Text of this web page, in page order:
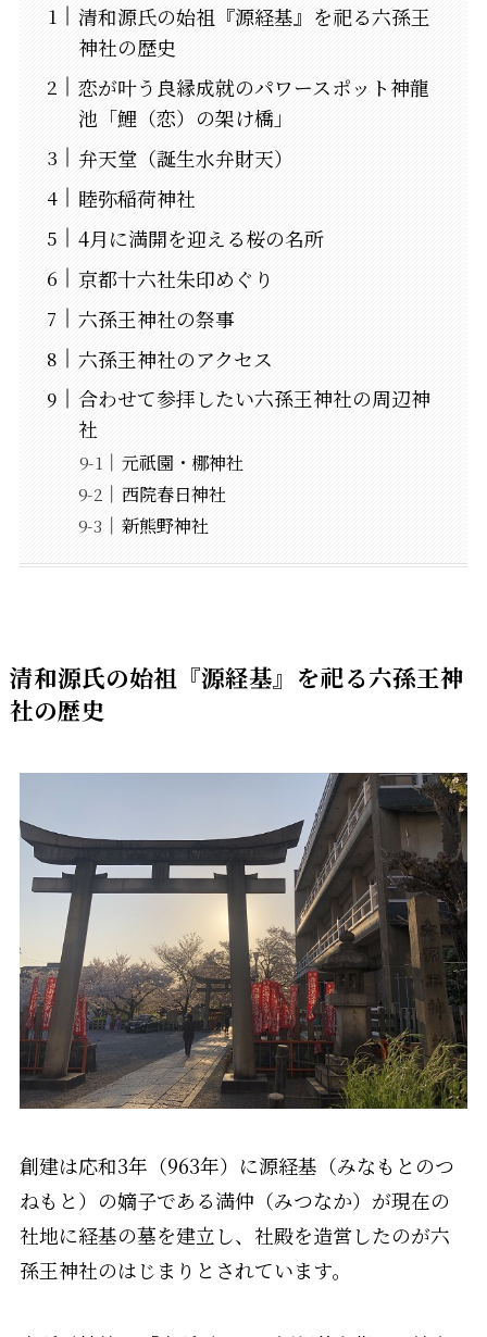
清和源氏の始祖『源経基』を祀る六孫王
神社の歴史
恋が叶う良縁成就のパワースポット神龍
池「鯉（恋）の架け橋」
弁天堂（誕生水弁財天）
睦弥稲荷神社
4月に満開を迎える桜の名所
京都十六社朱印めぐり
六孫王神社の祭事
六孫王神社のアクセス
合わせて参拝したい六孫王神社の周辺神
社
元祇園・梛神社
西院春日神社
新熊野神社
清和源氏の始祖『源経基』を祀る六孫王神
社の歴史
創建は応和3年（963年）に源経基（みなもとのつ
ねもと）の嫡子である満仲（みつなか）が現在の
社地に経基の墓を建立し、社殿を造営したのが六
孫王神社のはじまりとされています。